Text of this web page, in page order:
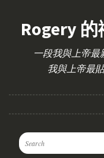
Rogery
一段我與上帝最
我與上帝最